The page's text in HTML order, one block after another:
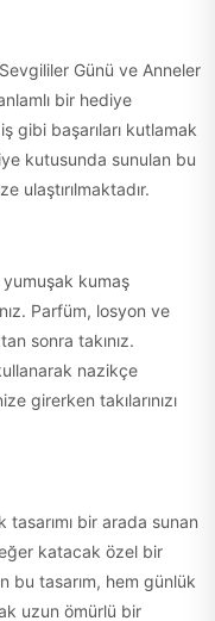
Günü ve Anneler
bir hediye
gibi başarıları kutlamak
kutusunda sunulan bu
ulaştırılmaktadır.
yumuşak kumaş
Parfüm, losyon ve
sonra takınız.
nazikçe
girerken takılarınızı
bir arada sunan
katacak özel bir
bu tasarım, hem günlük
uzun ömürlü bir